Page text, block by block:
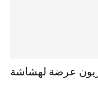
عرضة لهشاشة